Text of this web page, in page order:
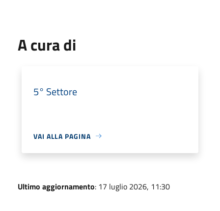
A cura di
5° Settore
VAI ALLA PAGINA
Ultimo aggiornamento: 17 luglio 2026, 11:30